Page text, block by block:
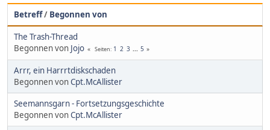
Betreff/ Begonnen von
The Trash-Thread
Begonnen von Jojo Seiten 1 2 3 ... 5
Arrr, ein Harrrtdiskschaden
Begonnen vonCpt.McAllister
Seemannsgarn - Fortsetzungsgeschichte
Begonnen vonCpt.McAllister